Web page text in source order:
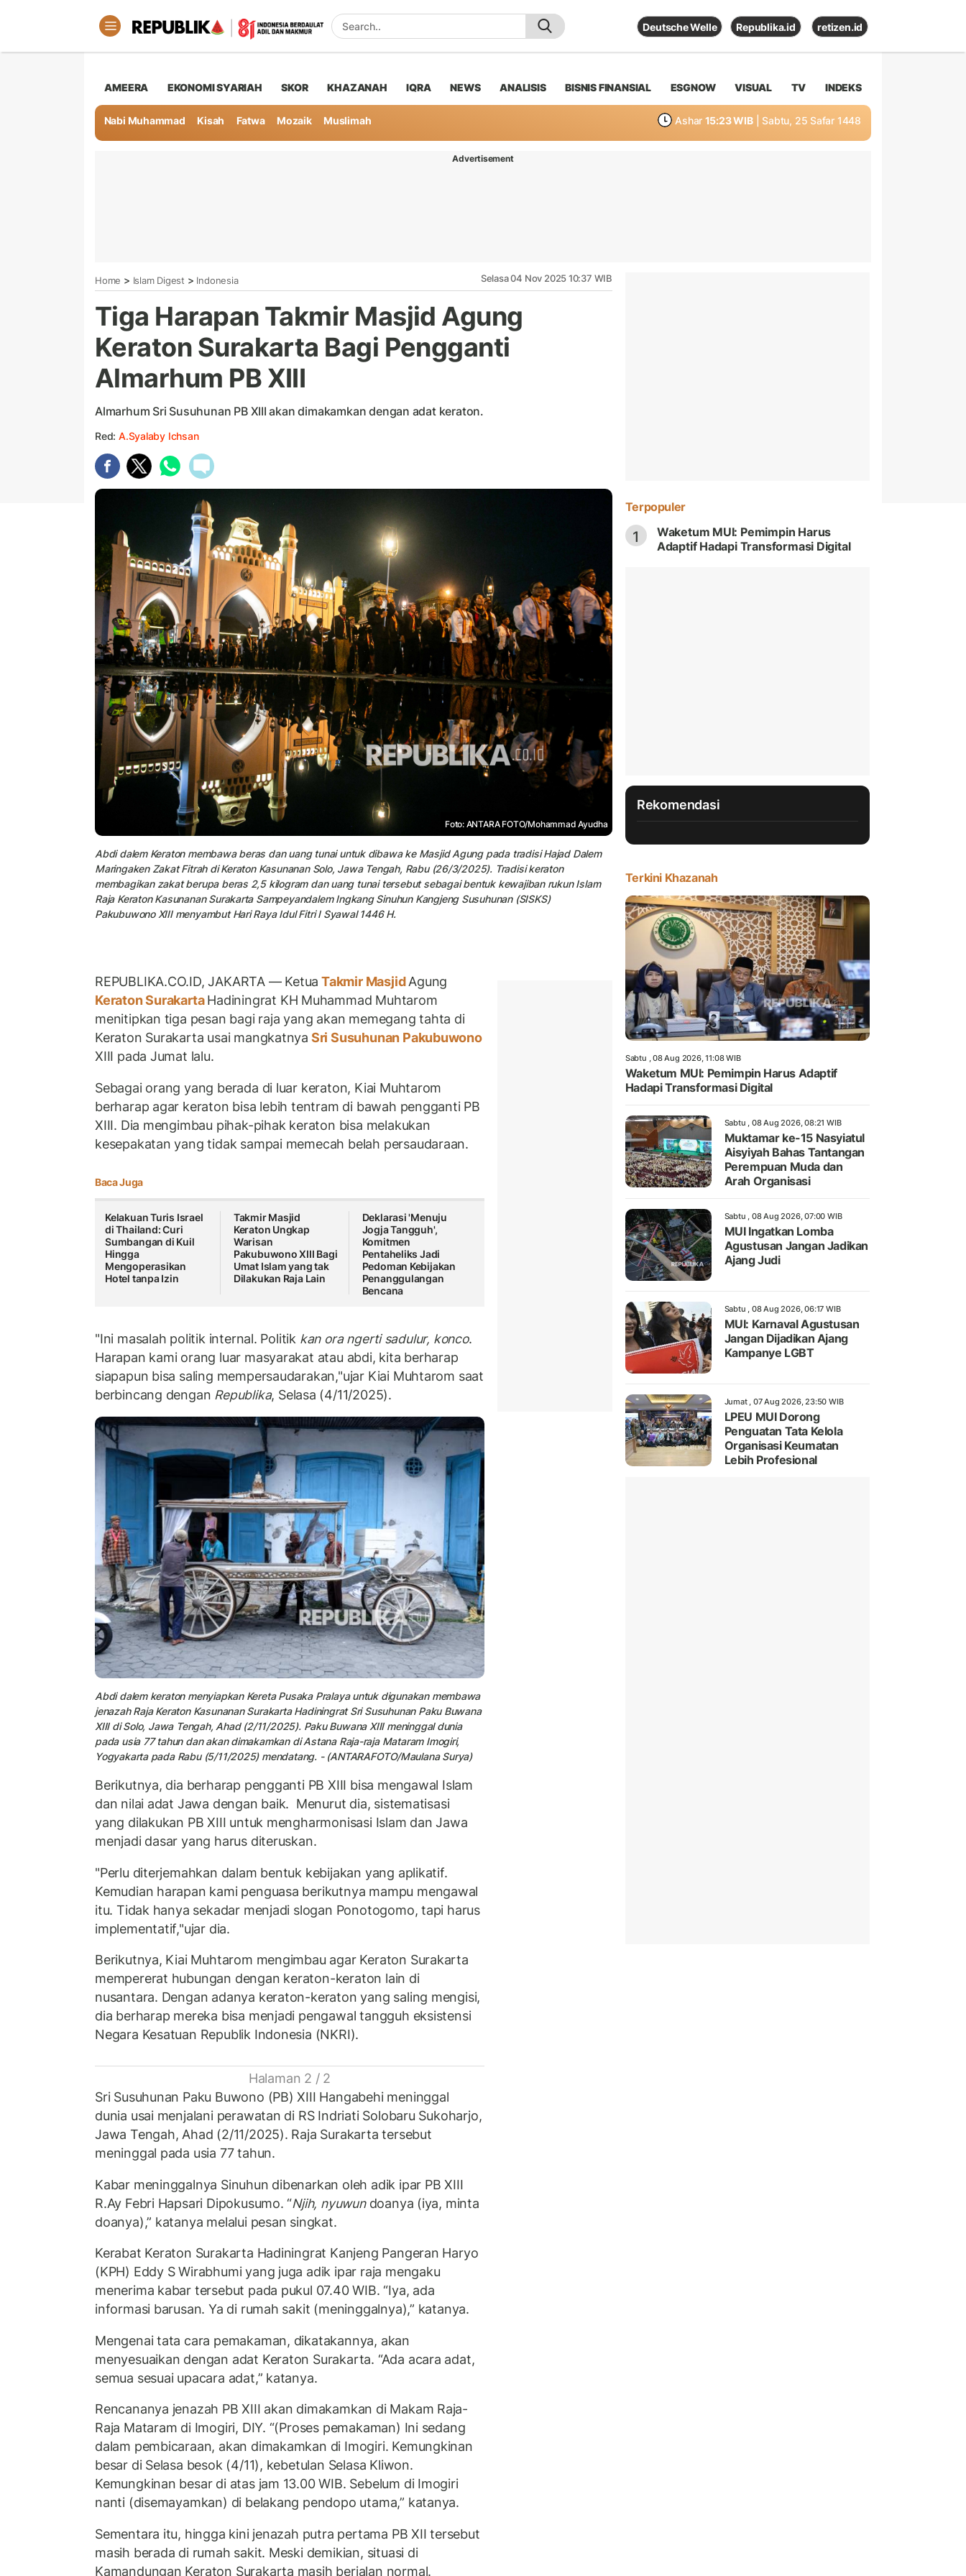
Deutsche Welle Republika.id retizen.id
AMEERA EKONOMI SYARIAH SKOR KHAZANAH IQRA NEWS ANALISIS BISNIS FINANSIAL ESGNOW VISUAL TV INDEKS
Nabi Muhammad Kisah Fatwa Mozaik Muslimah Ashar 15:23 WIB | Sabtu, 25 Safar 1448
Advertisement
Home > Islam Digest > Indonesia Selasa 04 Nov 2025 10:37 WIB
Tiga Harapan Takmir Masjid Agung
Keraton Surakarta Bagi Pengganti
Almarhum PB XIII
Almarhum Sri Susuhunan PB XIII akan dimakamkan dengan adat keraton.
Red: A.Syalaby Ichsan
Foto: ANTARA FOTO/Mohammad Ayudha
Abdi dalem Keraton membawa beras dan uang tunai untuk dibawa ke Masjid Agung pada tradisi Hajad Dalem
Maringaken Zakat Fitrah di Keraton Kasunanan Solo, Jawa Tengah, Rabu (26/3/2025). Tradisi keraton
membagikan zakat berupa beras 2,5 kilogram dan uang tunai tersebut sebagai bentuk kewajiban rukun Islam
Raja Keraton Kasunanan Surakarta Sampeyandalem Ingkang Sinuhun Kangjeng Susuhunan (SISKS)
Pakubuwono XIII menyambut Hari Raya Idul Fitri I Syawal 1446 H.
REPUBLIKA.CO.ID, JAKARTA — Ketua Takmir MasjidAgung
Keraton SurakartaHadiningrat KH Muhammad Muhtarom
menitipkan tiga pesan bagi raja yang akan memegang tahta di
Keraton Surakarta usai mangkatnya Sri Susuhunan Pakubuwono
XIII pada Jumat lalu.
Sebagai orang yang berada di luar keraton, Kiai Muhtarom
berharap agar keraton bisa lebih tentram di bawah pengganti PB
XIII. Dia mengimbau pihak-pihak keraton bisa melakukan
kesepakatan yang tidak sampai memecah belah persaudaraan.
Baca Juga
Kelakuan Turis Israel
di Thailand: Curi
Sumbangan di Kuil
Hingga
Mengoperasikan
Hotel tanpa Izin
Takmir Masjid
Keraton Ungkap
Warisan
Pakubuwono XIII Bagi
Umat Islam yang tak
Dilakukan Raja Lain
Deklarasi 'Menuju
Jogja Tangguh',
Komitmen
Pentaheliks Jadi
Pedoman Kebijakan
Penanggulangan
Bencana
"Ini masalah politik internal. Politik kan ora ngerti sadulur, konco.
Harapan kami orang luar masyarakat atau abdi, kita berharap
siapapun bisa saling mempersaudarakan,"ujar Kiai Muhtarom saat
berbincang dengan Republika, Selasa (4/11/2025).
Abdi dalem keraton menyiapkan Kereta Pusaka Pralaya untuk digunakan membawa
jenazah Raja Keraton Kasunanan Surakarta Hadiningrat Sri Susuhunan Paku Buwana
XIII di Solo, Jawa Tengah, Ahad (2/11/2025). Paku Buwana XIII meninggal dunia
pada usia 77 tahun dan akan dimakamkan di Astana Raja-raja Mataram Imogiri,
Yogyakarta pada Rabu (5/11/2025) mendatang. - (ANTARAFOTO/Maulana Surya)
Berikutnya, dia berharap pengganti PB XIII bisa mengawal Islam
dan nilai adat Jawa dengan baik. Menurut dia, sistematisasi
yang dilakukan PB XIII untuk mengharmonisasi Islam dan Jawa
menjadi dasar yang harus diteruskan.
"Perlu diterjemahkan dalam bentuk kebijakan yang aplikatif.
Kemudian harapan kami penguasa berikutnya mampu mengawal
itu. Tidak hanya sekadar menjadi slogan Ponotogomo, tapi harus
implementatif,"ujar dia.
Berikutnya, Kiai Muhtarom mengimbau agar Keraton Surakarta
mempererat hubungan dengan keraton-keraton lain di
nusantara. Dengan adanya keraton-keraton yang saling mengisi,
dia berharap mereka bisa menjadi pengawal tangguh eksistensi
Negara Kesatuan Republik Indonesia (NKRI).
Halaman 2 / 2
Sri Susuhunan Paku Buwono (PB) XIII Hangabehi meninggal
dunia usai menjalani perawatan di RS Indriati Solobaru Sukoharjo,
Jawa Tengah, Ahad (2/11/2025). Raja Surakarta tersebut
meninggal pada usia 77 tahun.
Kabar meninggalnya Sinuhun dibenarkan oleh adik ipar PB XIII
R.Ay Febri Hapsari Dipokusumo. “Njih, nyuwundoanya (iya, minta
doanya),” katanya melalui pesan singkat.
Kerabat Keraton Surakarta Hadiningrat Kanjeng Pangeran Haryo
(KPH) Eddy S Wirabhumi yang juga adik ipar raja mengaku
menerima kabar tersebut pada pukul 07.40 WIB. “Iya, ada
informasi barusan. Ya di rumah sakit (meninggalnya),” katanya.
Mengenai tata cara pemakaman, dikatakannya, akan
menyesuaikan dengan adat Keraton Surakarta. “Ada acara adat,
semua sesuai upacara adat,” katanya.
Rencananya jenazah PB XIII akan dimakamkan di Makam Raja-
Raja Mataram di Imogiri, DIY. “(Proses pemakaman) Ini sedang
dalam pembicaraan, akan dimakamkan di Imogiri. Kemungkinan
besar di Selasa besok (4/11), kebetulan Selasa Kliwon.
Kemungkinan besar di atas jam 13.00 WIB. Sebelum di Imogiri
nanti (disemayamkan) di belakang pendopo utama,” katanya.
Sementara itu, hingga kini jenazah putra pertama PB XII tersebut
masih berada di rumah sakit. Meski demikian, situasi di
Kamandungan Keraton Surakarta masih berjalan normal.
Terpopuler
1
Waketum MUI: Pemimpin Harus
Adaptif Hadapi Transformasi Digital
Rekomendasi
Terkini Khazanah
Sabtu , 08 Aug 2026, 11:08 WIB
Waketum MUI: Pemimpin Harus Adaptif
Hadapi Transformasi Digital
Sabtu , 08 Aug 2026, 08:21 WIB
Muktamar ke-15 Nasyiatul
Aisyiyah Bahas Tantangan
Perempuan Muda dan
Arah Organisasi
Sabtu , 08 Aug 2026, 07:00 WIB
MUI Ingatkan Lomba
Agustusan Jangan Jadikan
Ajang Judi
Sabtu , 08 Aug 2026, 06:17 WIB
MUI: Karnaval Agustusan
Jangan Dijadikan Ajang
Kampanye LGBT
Jumat , 07 Aug 2026, 23:50 WIB
LPEU MUI Dorong
Penguatan Tata Kelola
Organisasi Keumatan
Lebih Profesional